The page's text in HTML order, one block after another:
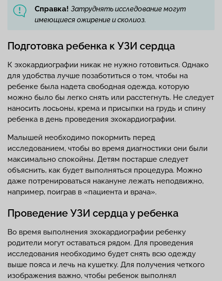
Справка! Затруднять исследование могут
имеющиеся ожирение и сколиоз.
Подготовка ребенка к УЗИ сердца
К эхокардиографии никак не нужно готовиться. Однако
для удобства лучше позаботиться о том, чтобы на
ребенке была надета свободная одежда, которую
можно было бы легко снять или расстегнуть. Не следует
наносить лосьоны, крема и присыпки на грудь и спину
ребенка в день проведения эхокардиографии.
Малышей необходимо покормить перед
исследованием, чтобы во время диагностики они были
максимально спокойны. Детям постарше следует
объяснить, как будет выполняться процедура. Можно
даже потренироваться накануне лежать неподвижно,
например, поиграв в «пациента и врача».
Проведение УЗИ сердца у ребенка
Во время выполнения эхокардиографии ребенку
родители могут оставаться рядом. Для проведения
исследования необходимо будет снять всю одежду
выше пояса и лечь на кушетку. Для получения четкого
изображения важно, чтобы ребенок выполнял